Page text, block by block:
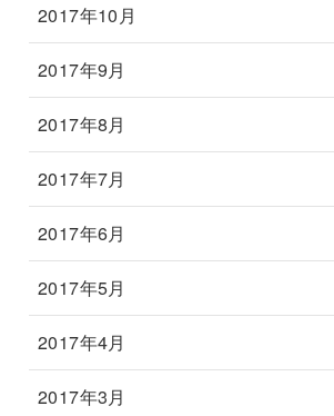
2017年10月
2017年9月
2017年8月
2017年7月
2017年6月
2017年5月
2017年4月
2017年3月